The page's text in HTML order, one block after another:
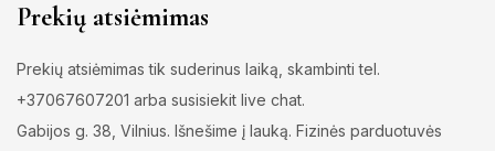
Prekių atsiėmimas
Prekių atsiėmimas tik suderinus laiką, skambinti tel.
+37067607201 arba susisiekit live chat.
Gabijos g. 38, Vilnius. Išnešime į lauką. Fizinės parduotuvės